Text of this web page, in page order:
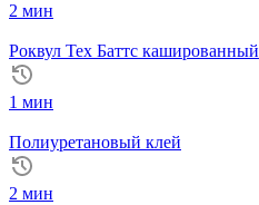
2 мин
Роквул Тех Баттс кашированный
1 мин
Полиуретановый клей
2 мин